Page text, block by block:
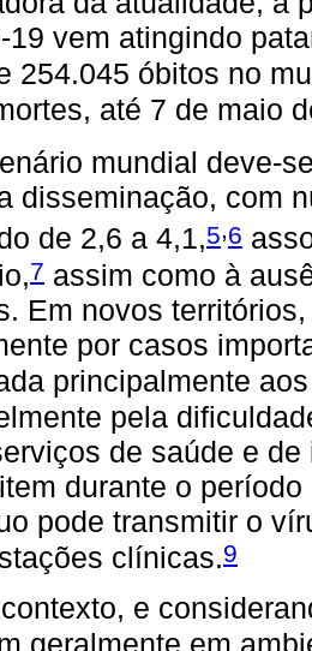
19 vem atingindo
254.045 óbitos no
até 7 de maio
mundial deve-
disseminação, com
de 2,6 a 4,1,5,6
7 assim como à
Em novos
por casos
principalmente
pela
de saúde e
durante o
pode transmitir o
clínicas.9
e